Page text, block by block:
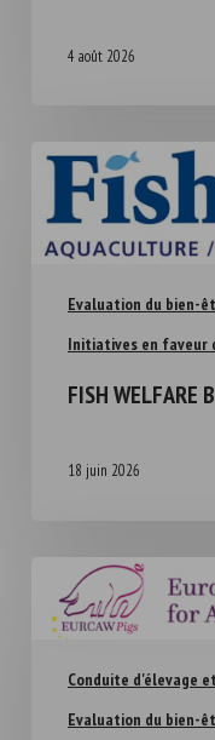
4 août 2026
Evaluation du bien-
Initiatives en faveur
FISH WELFARE
18 juin 2026
Conduite d'élevage
Evaluation du bien-